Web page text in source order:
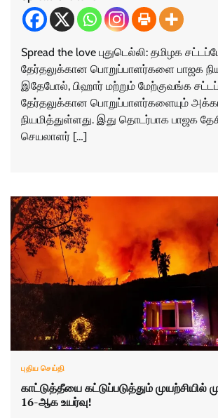
Spread the love புதுடெல்லி: தமிழக
தேர்தலுக்கான பொறுப்பாளர்களை பாஜக
இதேபோல், பிஹார் மற்றும் மேற்குவங்க
தேர்தலுக்கான பொறுப்பாளர்களையும்
நியமித்துள்ளது. இது தொடர்பாக பாஜக
செயலாளர் […]
புதிய செய்தி
காட்டுத்தீயை கட்டுப்படுத்தும் முயற்சியில்
16-ஆக உயர்வு!